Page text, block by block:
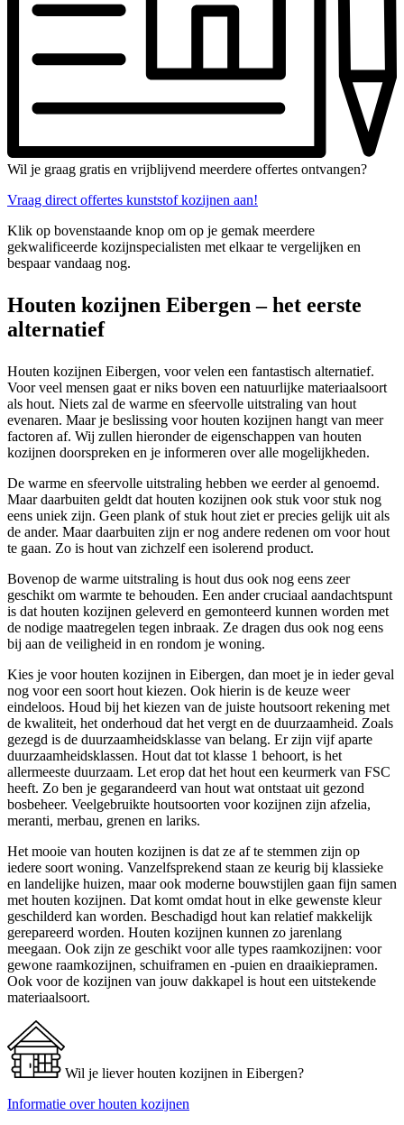
Wil je graag gratis en vrijblijvend meerdere offertes ontvangen?
Vraag direct offertes kunststof kozijnen aan!
Klik op bovenstaande knop om op je gemak meerdere
gekwalificeerde kozijnspecialisten met elkaar te vergelijken en
bespaar vandaag nog.
Houten kozijnen Eibergen – het eerste
alternatief
Houten kozijnen Eibergen, voor velen een fantastisch alternatief.
Voor veel mensen gaat er niks boven een natuurlijke materiaalsoort
als hout. Niets zal de warme en sfeervolle uitstraling van hout
evenaren. Maar je beslissing voor houten kozijnen hangt van meer
factoren af. Wij zullen hieronder de eigenschappen van houten
kozijnen doorspreken en je informeren over alle mogelijkheden.
De warme en sfeervolle uitstraling hebben we eerder al genoemd.
Maar daarbuiten geldt dat houten kozijnen ook stuk voor stuk nog
eens uniek zijn. Geen plank of stuk hout ziet er precies gelijk uit als
de ander. Maar daarbuiten zijn er nog andere redenen om voor hout
te gaan. Zo is hout van zichzelf een isolerend product.
Bovenop de warme uitstraling is hout dus ook nog eens zeer
geschikt om warmte te behouden. Een ander cruciaal aandachtspunt
is dat houten kozijnen geleverd en gemonteerd kunnen worden met
de nodige maatregelen tegen inbraak. Ze dragen dus ook nog eens
bij aan de veiligheid in en rondom je woning.
Kies je voor houten kozijnen in Eibergen, dan moet je in ieder geval
nog voor een soort hout kiezen. Ook hierin is de keuze weer
eindeloos. Houd bij het kiezen van de juiste houtsoort rekening met
de kwaliteit, het onderhoud dat het vergt en de duurzaamheid. Zoals
gezegd is de duurzaamheidsklasse van belang. Er zijn vijf aparte
duurzaamheidsklassen. Hout dat tot klasse 1 behoort, is het
allermeeste duurzaam. Let erop dat het hout een keurmerk van FSC
heeft. Zo ben je gegarandeerd van hout wat ontstaat uit gezond
bosbeheer. Veelgebruikte houtsoorten voor kozijnen zijn afzelia,
meranti, merbau, grenen en lariks.
Het mooie van houten kozijnen is dat ze af te stemmen zijn op
iedere soort woning. Vanzelfsprekend staan ze keurig bij klassieke
en landelijke huizen, maar ook moderne bouwstijlen gaan fijn samen
met houten kozijnen. Dat komt omdat hout in elke gewenste kleur
geschilderd kan worden. Beschadigd hout kan relatief makkelijk
gerepareerd worden. Houten kozijnen kunnen zo jarenlang
meegaan. Ook zijn ze geschikt voor alle types raamkozijnen: voor
gewone raamkozijnen, schuiframen en -puien en draaikiepramen.
Ook voor de kozijnen van jouw dakkapel is hout een uitstekende
materiaalsoort.
Wil je liever houten kozijnen in Eibergen?
Informatie over houten kozijnen